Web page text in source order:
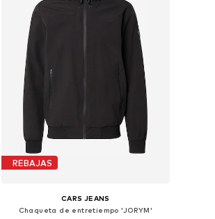
REBAJAS
CARS JEANS
Chaqueta de entretiempo 'JORYM'